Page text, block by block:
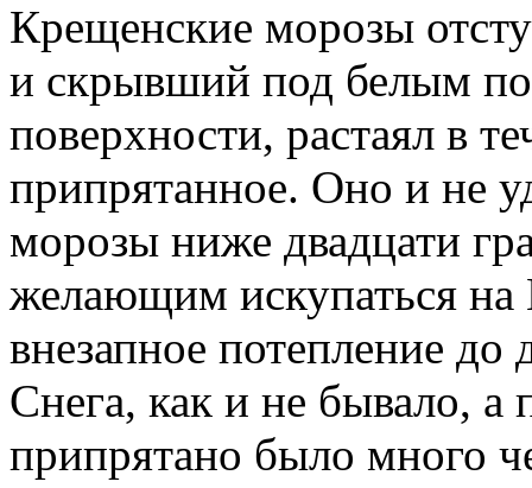
Крещенские морозы
и скрывший под белым
поверхности, растаял в
припрятанное. Оно и не
морозы ниже двадцати
желающим искупаться
внезапное потепление
Снега, как и не бывало, а
припрятано было много